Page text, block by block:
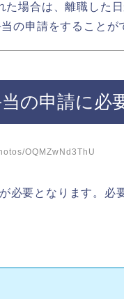
た場合は、離職した
の申請をすることが
の申請に必
OQMZwNd3ThU
必要となります。必